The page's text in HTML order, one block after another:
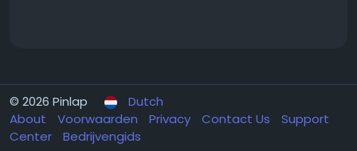
© 2026 Pinlap
Dutch
About
Voorwaarden Privacy Contact Us
Support
Center
Bedrijvengids